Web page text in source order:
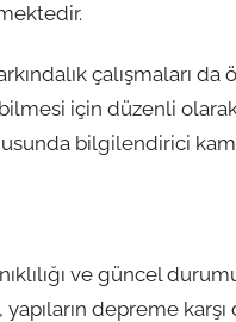
çalışmaları da
için düzenli
bilgilendirici
ve güncel
depreme karşı